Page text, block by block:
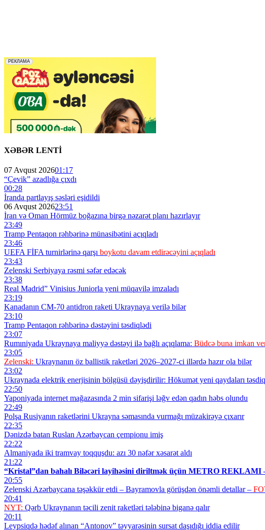
XƏBƏR LENTİ
07 Avqust 202601:17
“Çevik” azadlığa çıxdı
00:28
İranda partlayış səsləri eşidildi
06 Avqust 202623:51
İran və Oman Hörmüz boğazına birgə nəzarət planı hazırlayır
23:49
Tramp Pentaqon rəhbərinə münasibətini açıqladı
23:46
UEFA FİFA turnirlərinə qarşı boykotu davam etdirəcəyini açıqladı
23:43
Zelenski Serbiyaya rəsmi səfər edəcək
23:38
Real Madrid” Vinisius Juniorla yeni müqavilə imzaladı
23:19
Kanadanın CM-70 antidron raketi Ukraynaya verilə bilər
23:10
Tramp Pentaqon rəhbərinə dəstəyini təsdiqlədi
23:07
Rumıniyada Ukraynaya maliyyə dəstəyi ilə bağlı açıqlama: Büdcə buna imkan
23:05
Zelenski: Ukraynanın öz ballistik raketləri 2026–2027-ci illərdə hazır ola bilər
23:02
Ukraynada elektrik enerjisinin bölgüsü dəyişdirilir: Hökumət yeni qaydaları
22:50
Yaponiyada internet mağazasında 2 min sifarişi ləğv edən qadın həbs olundu
22:49
Polşa Rusiyanın raketlərini Ukrayna səmasında vurmağı müzakirəyə çıxarır
22:35
Dənizdə batan Ruslan Azərbaycan çempionu imiş
22:22
Almaniyada iki tramvay toqquşdu: azı 30 nəfər xəsarət aldı
21:22
“Kristal”dan bahalı Biləcəri layihəsini diriltmək üçün METRO REKLAMI
20:55
Zelenski Azərbaycana təşəkkür etdi – Bayramovla görüşdən önəmli detallar –
20:41
NYT: Qərb Ukraynanın təcili zenit raketləri tələbinə biganə qalır
20:11
Leypsiqdə hədəf alınan “Antonov” təyyarəsinin sursat daşıdığı iddia edilir